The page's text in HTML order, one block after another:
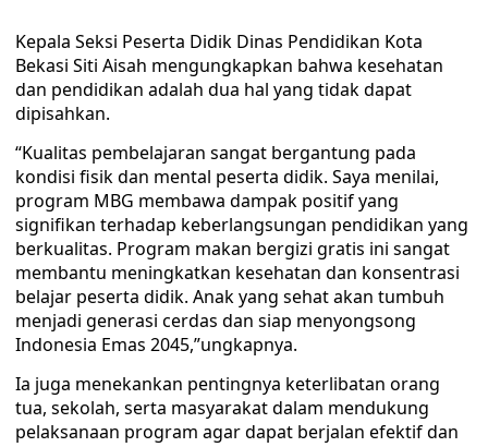
Kepala Seksi Peserta Didik Dinas Pendidikan Kota
Bekasi Siti Aisah mengungkapkan bahwa kesehatan
dan pendidikan adalah dua hal yang tidak dapat
dipisahkan.
“Kualitas pembelajaran sangat bergantung pada
kondisi fisik dan mental peserta didik. Saya menilai,
program MBG membawa dampak positif yang
signifikan terhadap keberlangsungan pendidikan yang
berkualitas. Program makan bergizi gratis ini sangat
membantu meningkatkan kesehatan dan konsentrasi
belajar peserta didik. Anak yang sehat akan tumbuh
menjadi generasi cerdas dan siap menyongsong
Indonesia Emas 2045,”ungkapnya.
Ia juga menekankan pentingnya keterlibatan orang
tua, sekolah, serta masyarakat dalam mendukung
pelaksanaan program agar dapat berjalan efektif dan